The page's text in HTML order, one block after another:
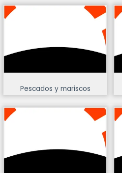
Pescados y mariscos